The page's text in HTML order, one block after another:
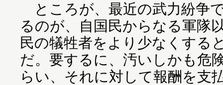
ところが、最近の武力紛争
るのが、自国民からなる軍隊
民の犠牲者をより少なくする
だ。要するに、汚いしかも危
らい、それに対して報酬を支